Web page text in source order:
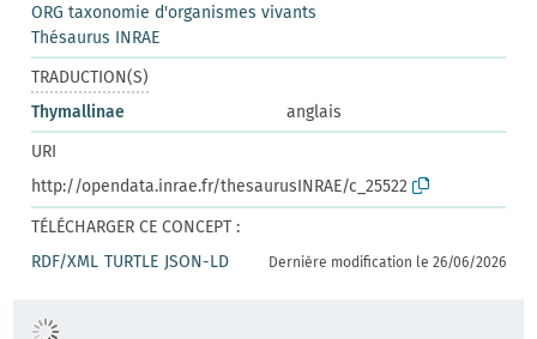
ORG taxonomie d'organismes vivants
Thésaurus INRAE
TRADUCTION(S)
Thymallinae
anglais
URI
http://opendata.inrae.fr/thesaurusINRAE/c_25522
TÉLÉCHARGER CE CONCEPT :
RDF/XML TURTLE JSON-LD Dernière modification le 26/06/2026